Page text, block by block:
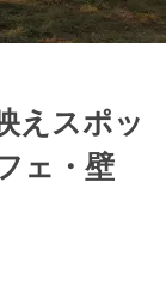
えスポッ
ェ・壁